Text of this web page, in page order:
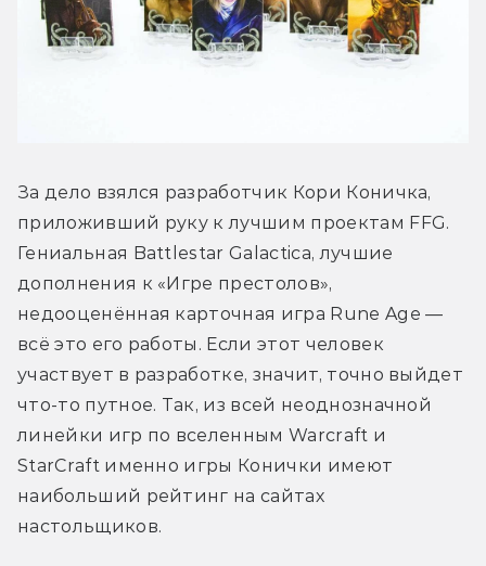
За дело взялся разработчик Кори Коничка,
приложивший руку к лучшим проектам FFG.
Гениальная Battlestar Galactica, лучшие
дополнения к «Игре престолов»,
недооценённая карточная игра Rune Age —
всё это его работы. Если этот человек
участвует в разработке, значит, точно выйдет
что-то путное. Так, из всей неоднозначной
линейки игр по вселенным Warcraft и
StarCraft именно игры Конички имеют
наибольший рейтинг на сайтах
настольщиков.